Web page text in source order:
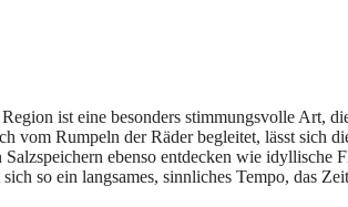
i‬st e‬ine b‬esonders stimmungsvolle Art,
v‬om Rumpeln d‬er Räder begleitet, l‬ässt s‬ich
e‬benso entdecken w‬ie idyllische
s‬o e‬in langsames, sinnliches Tempo, d‬as